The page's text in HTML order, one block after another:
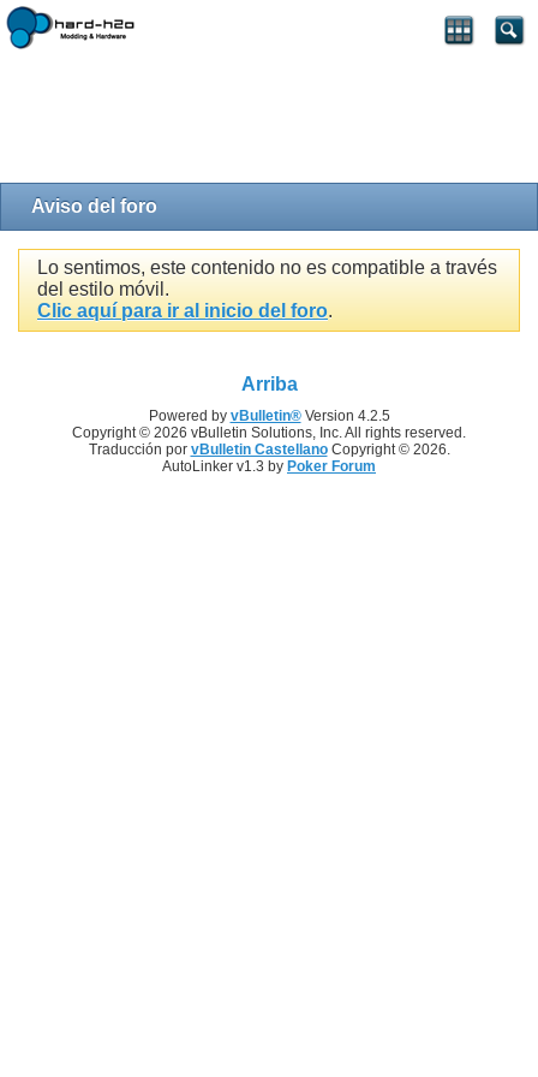
Aviso del foro
Lo sentimos, este contenido no es compatible a través
del estilo móvil.
Clic aquí para ir al inicio del foro.
Arriba
Powered by vBulletin®Version 4.2.5
Copyright © 2026 vBulletin Solutions, Inc. All rights reserved.
Traducción por vBulletin CastellanoCopyright © 2026.
AutoLinker v1.3 by Poker Forum